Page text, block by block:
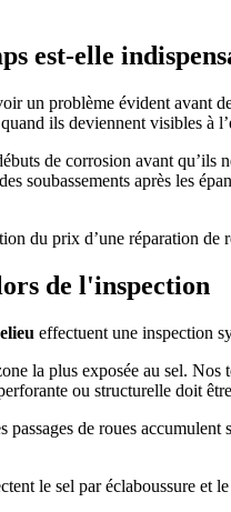
est-elle
un problème évident avant
ils deviennent visibles à
de corrosion avant qu’ils
soubassements après les
du prix d’une réparation de
de l'inspection
effectuent une inspection
la plus exposée au sel.
ou structurelle doit
passages de roues
le sel par éclaboussure et